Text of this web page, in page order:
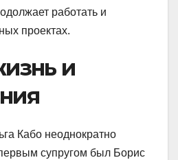
работать и
проектах.
и
Кабо неоднократно
супругом был Борис